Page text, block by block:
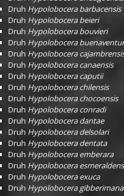
Druh Hypolobocera barbacensis
Druh Hypolobocera beieri
Druh Hypolobocera bouvieri
Druh Hypolobocera
Druh Hypolobocera
Druh Hypolobocera canaensis
Druh Hypolobocera caputii
Druh Hypolobocera chilensis
Druh Hypolobocera chocoensis
Druh Hypolobocera conradi
Druh Hypolobocera dantae
Druh Hypolobocera delsolari
Druh Hypolobocera dentata
Druh Hypolobocera emberara
Druh Hypolobocera
Druh Hypolobocera exuca
Druh Hypolobocera gibberimana